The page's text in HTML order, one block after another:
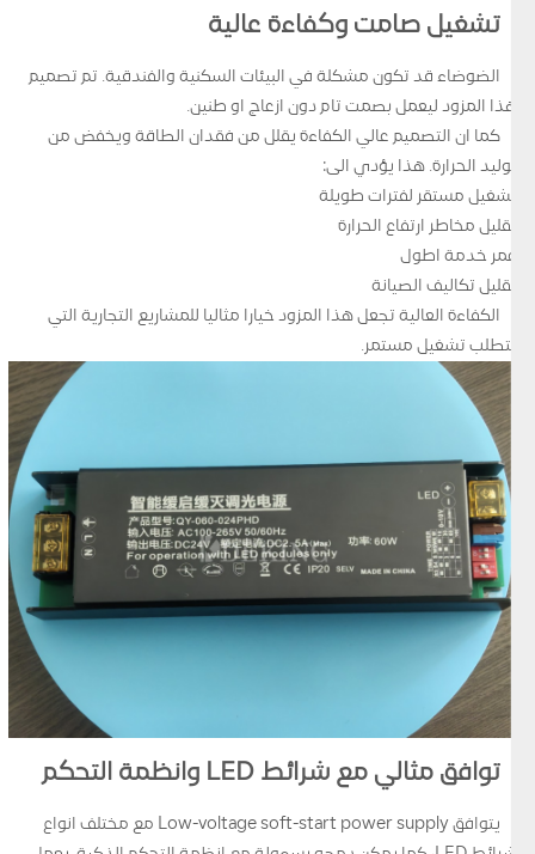
تشغيل صامت وكفاءة عالية
الضوضاء قد تكون مشكلة في البيئات السكنية والفندقية. تم تصميم
هذا المزود ليعمل بصمت تام دون ازعاج او طنين.
كما ان التصميم عالي الكفاءة يقلل من فقدان الطاقة ويخفض من
توليد الحرارة. هذا يؤدي الى:
تشغيل مستقر لفترات طويلة
تقليل مخاطر ارتفاع الحرارة
عمر خدمة اطول
تقليل تكاليف الصيانة
الكفاءة العالية تجعل هذا المزود خيارا مثاليا للمشاريع التجارية التي
تتطلب تشغيل مستمر.
توافق مثالي مع شرائط LED وانظمة التحكم
يتوافق Low-voltage soft-start power supply مع مختلف انواع